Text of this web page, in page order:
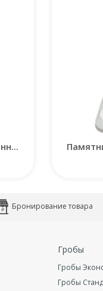
Бронирование товара
Гробы
Гробы
Гробы